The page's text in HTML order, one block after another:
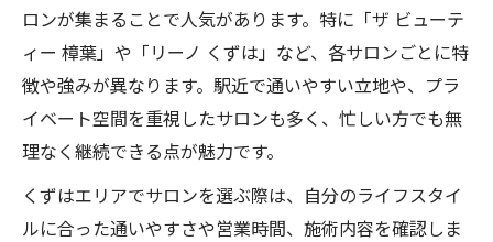
ロンが集まることで人気があります。特に「ザ ビューテ
ィー 樟葉」や「リーノ くずは」など、各サロンごとに特
徴や強みが異なります。駅近で通いやすい立地や、プラ
イベート空間を重視したサロンも多く、忙しい方でも無
理なく継続できる点が魅力です。
くずはエリアでサロンを選ぶ際は、自分のライフスタイ
ルに合った通いやすさや営業時間、施術内容を確認しま